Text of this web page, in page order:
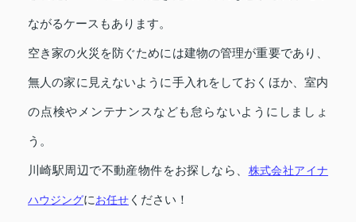
ながるケースもあります。
空き家の火災を防ぐためには建物の管理が重要であり、
無人の家に見えないように手入れをしておくほか、室内
の点検やメンテナンスなども怠らないようにしましょ
う。
川崎駅周辺で不動産物件をお探しなら、 株式会社アイナ
ハウジングにお任せ ください！